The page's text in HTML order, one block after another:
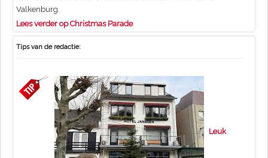
Valkenburg.
Lees verder op Christmas Parade
Tips van de redactie:
Leuk